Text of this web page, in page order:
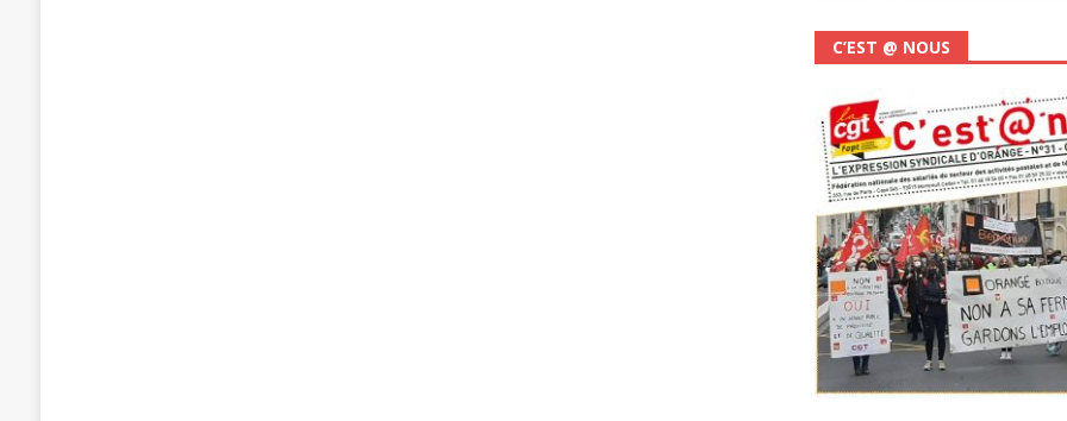
C’EST @ NOUS